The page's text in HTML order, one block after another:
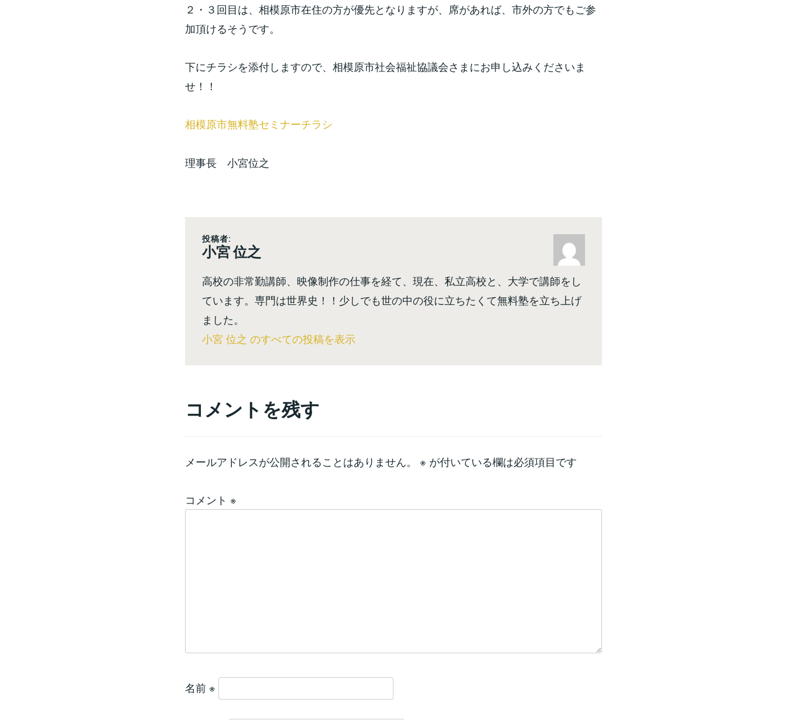
２・３回目は、相模原市在住の方が優先となりますが、席があれば、市外の方でもご参
加頂けるそうです。
下にチラシを添付しますので、相模原市社会福祉協議会さまにお申し込みくださいま
せ！！
相模原市無料塾セミナーチラシ
理事長 小宮位之
投稿者:
小宮 位之
高校の非常勤講師、映像制作の仕事を経て、現在、私立高校と、大学で講師をし
ています。専門は世界史！！少しでも世の中の役に立ちたくて無料塾を立ち上げ
ました。
小宮 位之 のすべての投稿を表示
コメントを残す
メールアドレスが公開されることはありません。 ※ が付いている欄は必須項目です
コメント ※
名前 ※